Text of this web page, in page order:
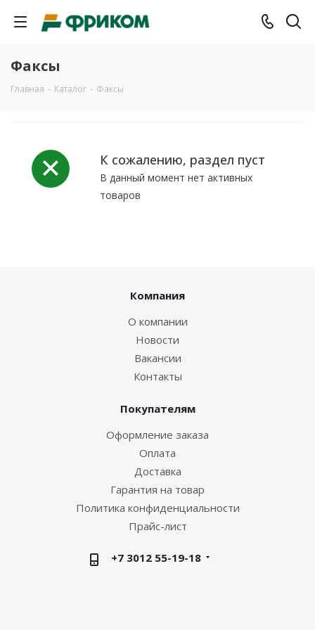
Факсы
Главная - Каталог - Факсы
К сожалению, раздел пуст
В данный момент нет активных
товаров
Компания
О компании
Новости
Вакансии
Контакты
Покупателям
Оформление заказа
Оплата
Доставка
Гарантия на товар
Политика конфиденциальности
Прайс-лист
+7 3012 55-19-18